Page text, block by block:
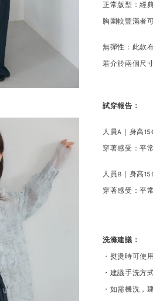
正常版型：經
胸圍較豐滿者
無彈性：此款
若介於兩個尺
試穿報告：
人員A｜身高
穿著感受：平
人員B｜ 身高
穿著感受：平
洗滌建議：
・熨燙時可使
・建議手洗方
・如需機洗，